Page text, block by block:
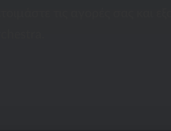
τις αγορές σας και